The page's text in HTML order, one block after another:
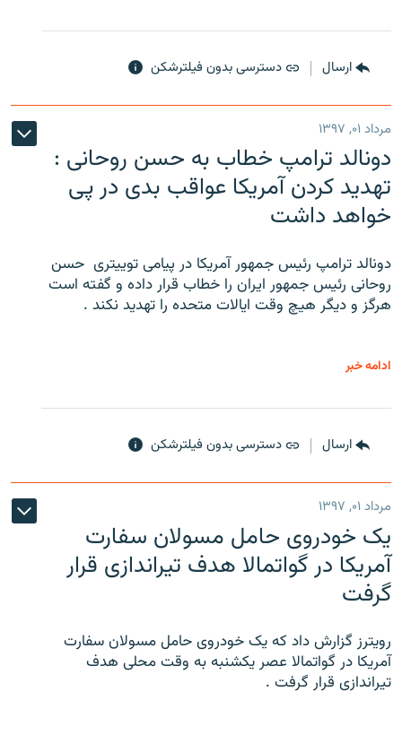
ارسال دسترسی بدون فیلترشکن
مرداد ۰۱, ۱۳۹۷
دونالد ترامپ خطاب به حسن روحانی :
تهدید کردن آمریکا عواقب بدی در پی
خواهد داشت
دونالد ترامپ رئیس جمهور آمریکا در پیامی توییتری ‌ حسن
روحانی رئیس جمهور ایران را خطاب قرار داده و گفته است
هرگز و دیگر هیچ وقت ایالات متحده را تهدید نکند .
ادامه خبر
ارسال دسترسی بدون فیلترشکن
مرداد ۰۱, ۱۳۹۷
یک خودروی حامل مسولان سفارت
آمریکا در گواتمالا هدف تیراندازی قرار
گرفت
رویترز گزارش داد که یک خودروی حامل مسولان سفارت
آمریکا در گواتمالا عصر یکشنبه به وقت محلی هدف
تیراندازی قرار گرفت .